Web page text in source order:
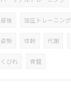
産後 加圧トレーニング
姿勢 体幹 代謝
くびれ 骨盤